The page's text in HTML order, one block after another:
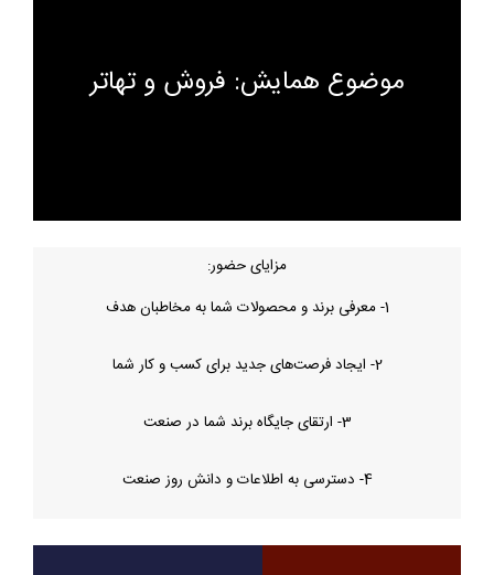
موضوع همایش: فروش و تهاتر
مزایای حضور: